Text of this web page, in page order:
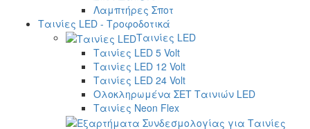
Λαμπτήρες Σποτ
Ταινίες LED - Τροφοδοτικά
Ταινίες LED
Ταινίες LED 5 Volt
Ταινίες LED 12 Volt
Ταινίες LED 24 Volt
Ολοκληρωμένα ΣΕΤ Ταινιών LED
Ταινίες Neon Flex